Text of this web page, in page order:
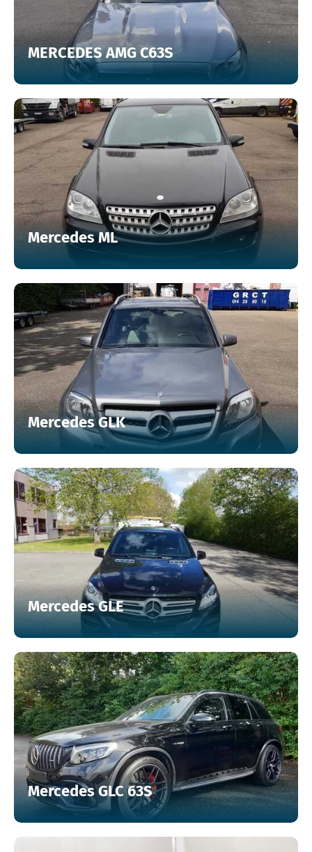
MERCEDES AMG C63S
Mercedes ML
Mercedes GLK
Mercedes GLE
Mercedes GLC 63S